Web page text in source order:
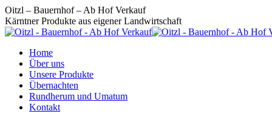
Zum
Inhalt
springen
Oitzl – Bauernhof – Ab Hof Verkauf
Kärntner Produkte aus eigener Landwirtschaft
Home
Über uns
Unsere Produkte
Übernachten
Rundherum und Umatum
Kontakt